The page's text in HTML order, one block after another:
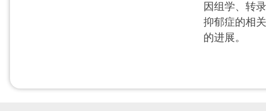
因组学、转
抑郁症的相
的进展。